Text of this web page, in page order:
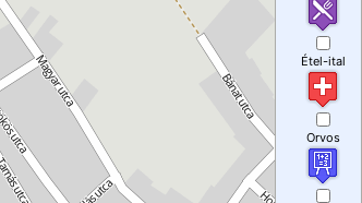
Étel-ital
Orvos